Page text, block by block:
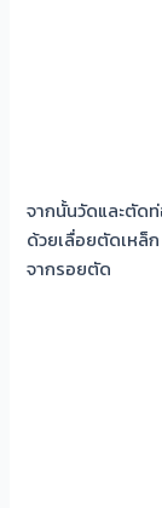
จากนั้นวัดและตัด
ด้วยเลื่อยตัดเหล็
จากรอยตัด